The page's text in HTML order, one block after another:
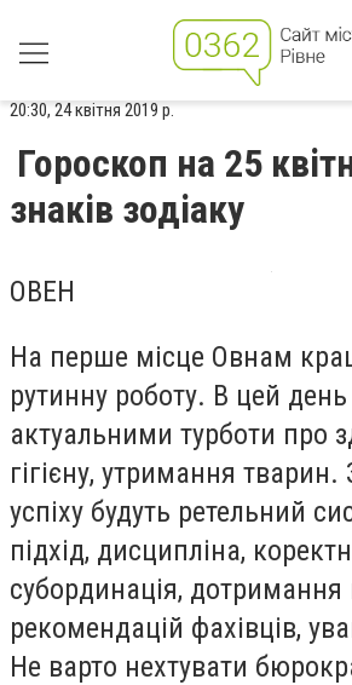
20:30, 24 квітня 2019 р.
Гороскоп на 25
знаків зодіаку
ОВЕН
На перше місце Овнам
рутинну роботу. В цей
актуальними турботи про
гігієну, утримання
успіху будуть ретельний
підхід, дисципліна,
субординація, дотримання
рекомендацій фахівців,
Не варто нехтувати